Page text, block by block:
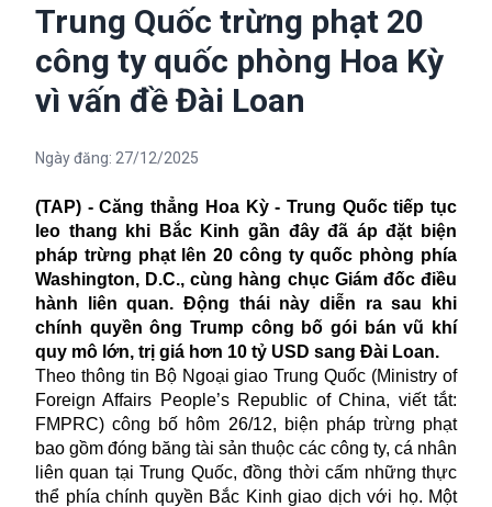
Trung Quốc trừng phạt 20
công ty quốc phòng Hoa Kỳ
vì vấn đề Đài Loan
Ngày đăng: 27/12/2025
(TAP) - Căng thẳng Hoa Kỳ - Trung Quốc tiếp tục
leo thang khi Bắc Kinh gần đây đã áp đặt biện
pháp trừng phạt lên 20 công ty quốc phòng phía
Washington, D.C., cùng hàng chục Giám đốc điều
hành liên quan. Động thái này diễn ra sau khi
chính quyền ông Trump công bố gói bán vũ khí
quy mô lớn, trị giá hơn 10 tỷ USD sang Đài Loan.
Theo thông tin Bộ Ngoại giao Trung Quốc (Ministry of
Foreign Affairs People’s Republic of China, viết tắt:
FMPRC) công bố hôm 26/12, biện pháp trừng phạt
bao gồm đóng băng tài sản thuộc các công ty, cá nhân
liên quan tại Trung Quốc, đồng thời cấm những thực
thể phía chính quyền Bắc Kinh giao dịch với họ. Một